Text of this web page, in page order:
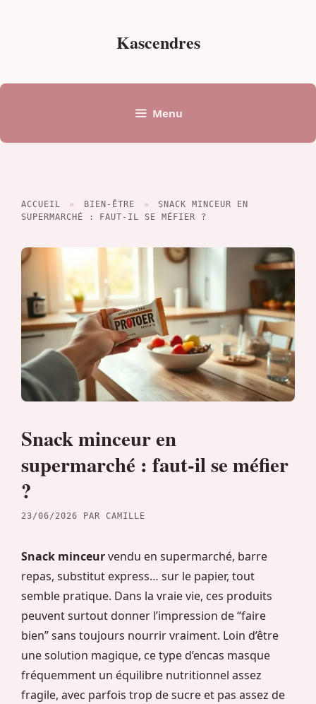
Kascendres
Menu
ACCUEIL » BIEN-ÊTRE »
SNACK MINCEUR EN
SUPERMARCHÉ : FAUT-IL SE MÉFIER ?
Snack minceur en
supermarché : faut-il se méfier
?
23/06/2026 PAR CAMILLE
Snack minceurvendu en supermarché, barre
repas, substitut express… sur le papier, tout
semble pratique. Dans la vraie vie, ces produits
peuvent surtout donner l’impression de “faire
bien” sans toujours nourrir vraiment. Loin d’être
une solution magique, ce type d’encas masque
fréquemment un équilibre nutritionnel assez
fragile, avec parfois trop de sucre et pas assez de